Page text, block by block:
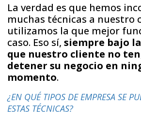
La verdad es que hemos
muchas técnicas a nuestro
utilizamos la que mejor
caso. Eso sí, siempre bajo
que nuestro cliente no
detener su negocio en
momento.
¿EN QUÉ TIPOS DE EMPRESA SE
ESTAS TÉCNICAS?